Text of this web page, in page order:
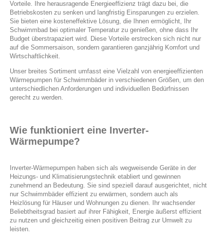
Vorteile. Ihre herausragende Energieeffizienz trägt dazu bei, die
Betriebskosten zu senken und langfristig Einsparungen zu erzielen.
Sie bieten eine kosteneffektive Lösung, die Ihnen ermöglicht, Ihr
Schwimmbad bei optimaler Temperatur zu genießen, ohne dass Ihr
Budget überstrapaziert wird. Diese Vorteile erstrecken sich nicht nur
auf die Sommersaison, sondern garantieren ganzjährig Komfort und
Wirtschaftlichkeit.
Unser breites Sortiment umfasst eine Vielzahl von energieeffizienten
Wärmepumpen für Schwimmbäder in verschiedenen Größen, um den
unterschiedlichen Anforderungen und individuellen Bedürfnissen
gerecht zu werden.
Wie funktioniert eine Inverter-
Wärmepumpe?
Inverter-Wärmepumpen haben sich als wegweisende Geräte in der
Heizungs- und Klimatisierungstechnik etabliert und gewinnen
zunehmend an Bedeutung. Sie sind speziell darauf ausgerichtet, nicht
nur Schwimmbäder effizient zu erwärmen, sondern auch als
Heizlösung für Häuser und Wohnungen zu dienen. Ihr wachsender
Beliebtheitsgrad basiert auf ihrer Fähigkeit, Energie äußerst effizient
zu nutzen und gleichzeitig einen positiven Beitrag zur Umwelt zu
leisten.